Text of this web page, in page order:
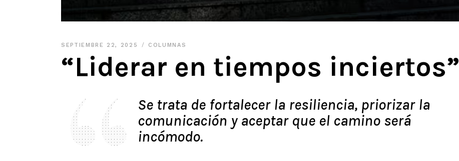
SEPTIEMBRE 22, 2025 COLUMNAS
“Liderar en tiempos inciertos”
Se trata de fortalecer la resiliencia, priorizar la
comunicación y aceptar que el camino será
incómodo.